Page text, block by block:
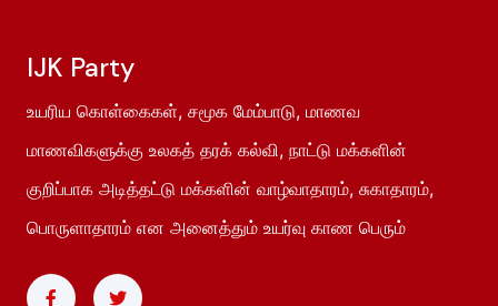
IJK Party
உயரிய கொள்கைகள், சமூக மேம்பாடு, மாணவ
மாணவிகளுக்கு உலகத் தரக் கல்வி, நாட்டு மக்களின்
குறிப்பாக அடித்தட்டு மக்களின் வாழ்வாதாரம், சுகாதாரம்,
பொருளாதாரம் என அனைத்தும் உயர்வு காண பெரும்